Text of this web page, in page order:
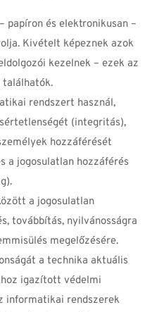
papíron és elektronikusan –
Kivételt képeznek azok
kezelnek – ezek az
találhatók.
rendszert használ,
(integritás),
hozzáférését
a jogosulatlan hozzáférés
a jogosulatlan
továbbítás, nyilvánosságra
megelőzésére.
a technika aktuális
igazított védelmi
informatikai rendszerek